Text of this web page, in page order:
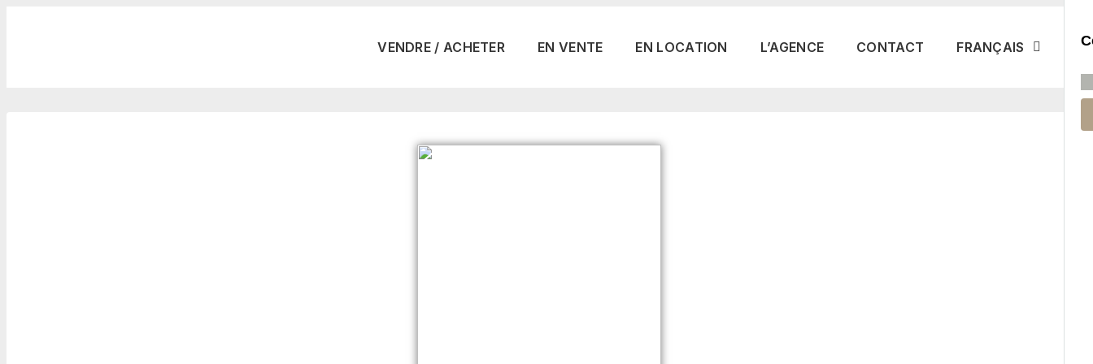
VENDRE / ACHETER EN VENTE EN LOCATION L’AGENCE CONTACT FRANÇAIS